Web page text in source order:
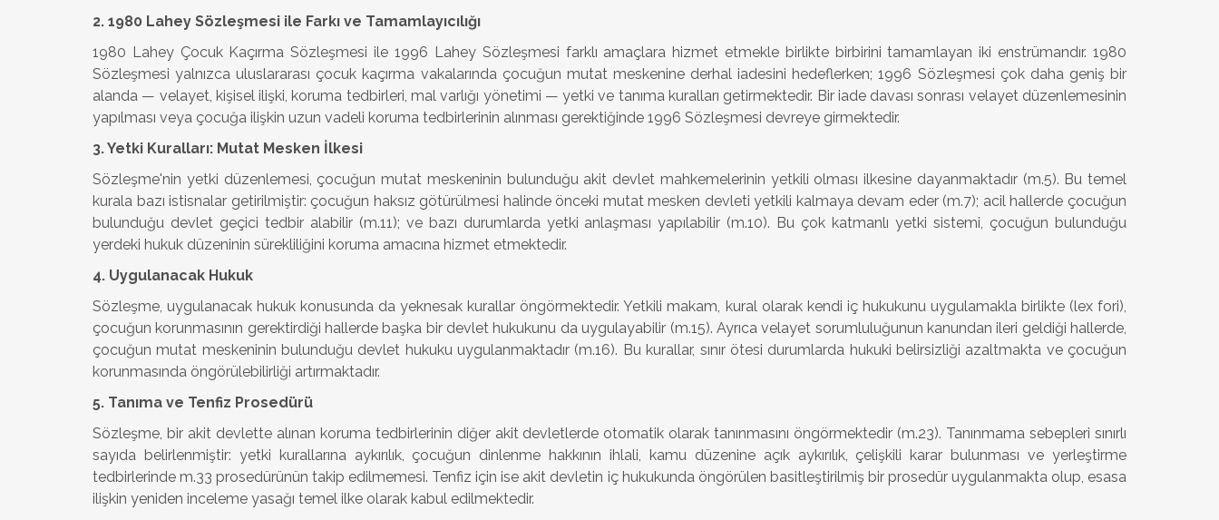
2. 1980 Lahey Sözleşmesi ile Farkı ve Tamamlayıcılığı
1980 Lahey Çocuk Kaçırma Sözleşmesi ile 1996 Lahey Sözleşmesi farklı amaçlara hizmet etmekle birlikte birbirini tamamlayan iki enstrümandır. 1980
Sözleşmesi yalnızca uluslararası çocuk kaçırma vakalarında çocuğun mutat meskenine derhal iadesini hedeflerken; 1996 Sözleşmesi çok daha geniş bir
alanda — velayet, kişisel ilişki, koruma tedbirleri, mal varlığı yönetimi — yetki ve tanıma kuralları getirmektedir. Bir iade davası sonrası velayet düzenlemesinin
yapılması veya çocuğa ilişkin uzun vadeli koruma tedbirlerinin alınması gerektiğinde 1996 Sözleşmesi devreye girmektedir.
3. Yetki Kuralları: Mutat Mesken İlkesi
Sözleşme'nin yetki düzenlemesi, çocuğun mutat meskeninin bulunduğu akit devlet mahkemelerinin yetkili olması ilkesine dayanmaktadır (m.5). Bu temel
kurala bazı istisnalar getirilmiştir: çocuğun haksız götürülmesi halinde önceki mutat mesken devleti yetkili kalmaya devam eder (m.7); acil hallerde çocuğun
bulunduğu devlet geçici tedbir alabilir (m.11); ve bazı durumlarda yetki anlaşması yapılabilir (m.10). Bu çok katmanlı yetki sistemi, çocuğun bulunduğu
yerdeki hukuk düzeninin sürekliliğini koruma amacına hizmet etmektedir.
4. Uygulanacak Hukuk
Sözleşme, uygulanacak hukuk konusunda da yeknesak kurallar öngörmektedir. Yetkili makam, kural olarak kendi iç hukukunu uygulamakla birlikte (lex fori),
çocuğun korunmasının gerektirdiği hallerde başka bir devlet hukukunu da uygulayabilir (m.15). Ayrıca velayet sorumluluğunun kanundan ileri geldiği hallerde,
çocuğun mutat meskeninin bulunduğu devlet hukuku uygulanmaktadır (m.16). Bu kurallar, sınır ötesi durumlarda hukuki belirsizliği azaltmakta ve çocuğun
korunmasında öngörülebilirliği artırmaktadır.
5. Tanıma ve Tenfiz Prosedürü
Sözleşme, bir akit devlette alınan koruma tedbirlerinin diğer akit devletlerde otomatik olarak tanınmasını öngörmektedir (m.23). Tanınmama sebepleri sınırlı
sayıda belirlenmiştir: yetki kurallarına aykırılık, çocuğun dinlenme hakkının ihlali, kamu düzenine açık aykırılık, çelişkili karar bulunması ve yerleştirme
tedbirlerinde m.33 prosedürünün takip edilmemesi. Tenfiz için ise akit devletin iç hukukunda öngörülen basitleştirilmiş bir prosedür uygulanmakta olup, esasa
ilişkin yeniden inceleme yasağı temel ilke olarak kabul edilmektedir.